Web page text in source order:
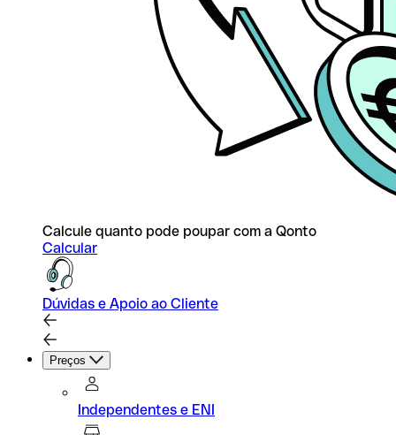
Calcule quanto pode poupar com a Qonto
Calcular
Dúvidas e Apoio ao Cliente
Preços
Independentes e ENI